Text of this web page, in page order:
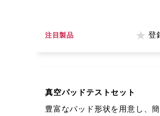
注目製品 登
真空パッドテストセット
豊富なパッド形状を用意し、簡